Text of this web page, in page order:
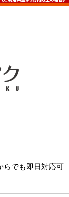
らでも即日対応可